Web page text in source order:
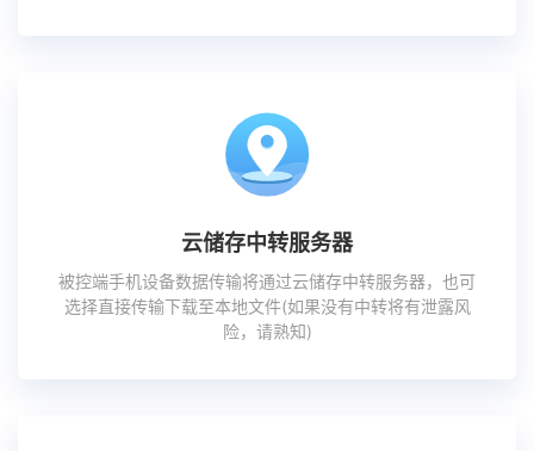
云储存中转服务器
被控端手机设备数据传输将通过云储存中转服务器，也可
选择直接传输下载至本地文件(如果没有中转将有泄露风
险，请熟知)